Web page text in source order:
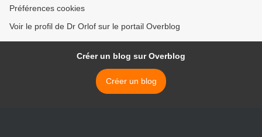
Préférences cookies
Voir le profil de Dr Orlof sur le portail Overblog
Créer un blog sur Overblog
Créer un blog